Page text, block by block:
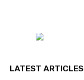
LATEST ARTICLES